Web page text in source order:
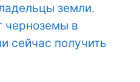
земли.
черноземы в
сейчас получить